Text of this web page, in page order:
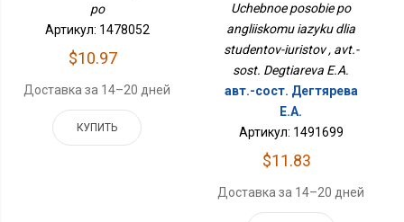
po
Артикул: 1478052
$10.97
Доставка за 14–20 дней
КУПИТЬ
Uchebnoe posobie po
angliiskomu iazyku dlia
studentov-iuristov , avt.-
sost. Degtiareva E.A.
авт.-сост. Дегтярева
Е.А.
Артикул: 1491699
$11.83
Доставка за 14–20 дней